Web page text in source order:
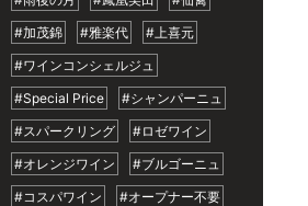
#加茂錦
#雅楽代
#上喜元
#ワインコンシェルジュ
#Special Price
#シャンパーニュ
#スパークリング
#ロゼワイン
#オレンジワイン
#ブルゴーニュ
#コスパワイン
#オープナー不要